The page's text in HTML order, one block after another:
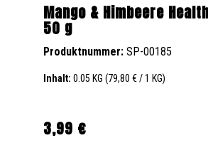
Mango & Himbeere
50 g
Produktnummer: SP-00185
Inhalt: 0.05 KG (79,80 € / 1 KG)
Regulärer Preis:
3,99 €